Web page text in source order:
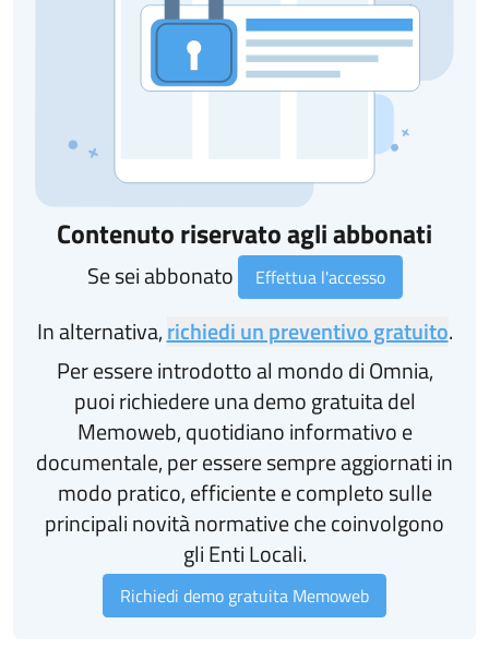
Contenuto riservato agli abbonati
Se sei abbonato Effettua l'accesso
In alternativa,richiedi un preventivo gratuito.
Per essere introdotto al mondo di Omnia,
puoi richiedere una demo gratuita del
Memoweb, quotidiano informativo e
documentale, per essere sempre aggiornati in
modo pratico, efficiente e completo sulle
principali novità normative che coinvolgono
gli Enti Locali.
Richiedi demo gratuita Memoweb